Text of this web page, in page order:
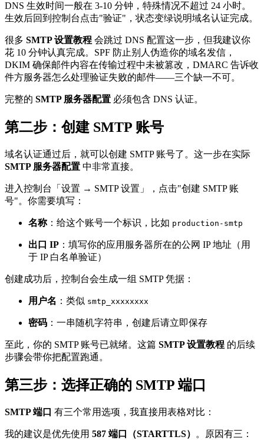
DNS 生效时间一般在 3-10 分钟，特殊情况不超过 24 小时。
生效后回到控制台点击"验证"，状态变绿说明域名认证完成。
很多 SMTP 设置教程 会跳过 DNS 配置这一步，但我建议你
花 10 分钟认真完成。SPF 防止别人伪造你的域名发信，
DKIM 确保邮件内容在传输过程中未被篡改，DMARC 告诉收
件方服务器怎么处理验证失败的邮件——三个缺一不可。
完整的 SMTP 服务器配置 必须包含 DNS 认证。
第二步：创建 SMTP 账号
域名认证通过后，就可以创建 SMTP 账号了。这一步在实际
SMTP 服务器配置 中非常直接。
进入控制台「设置 → SMTP 设置」，点击"创建 SMTP 账
号"。你需要填写：
名称：给这个账号一个标识，比如 production-smtp
出口 IP ：填写你的应用服务器所在的公网 IP 地址（用
于 IP 白名单验证）
创建成功后，控制台会生成一组 SMTP 凭据：
用户名 ：类似 smtp_xxxxxxxx
密码 ：一串随机字符串，创建后请立即保存
至此，你的 SMTP 账号已就绪。这篇 SMTP 设置教程 的后续
步骤会带你把配置跑通。
第三步：选择正确的 SMTP 端口
SMTP 端口 有三个常用选项，我直接用表格对比：
我的建议是优先使用 587 端口（STARTTLS）
。原因有三：